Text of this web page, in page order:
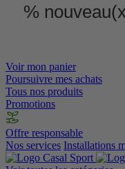
%
Voir mon panier
Poursuivre mes achats
Tous nos produits
Promotions
Offre responsable
Nos services Installations